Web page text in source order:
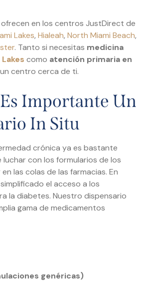
en los centros JustDirect de
Lakes, Hialeah, North Miami Beach,
. Tanto si necesitas medicina
como atención primaria en
centro cerca de ti.
Importante Un
In Situ
crónica ya es bastante
luchar con los formularios de los
las colas de las farmacias. En
el acceso a los
la diabetes. Nuestro dispensario
gama de medicamentos
genéricas)